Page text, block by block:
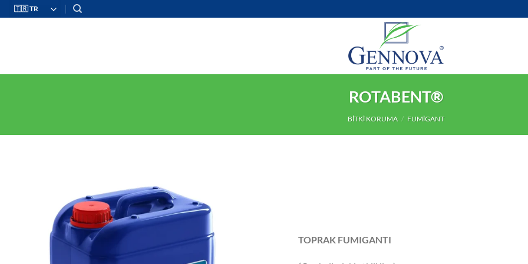
İçeriğe
ROTABENT®
BITKI KORUMA / FUMIGANT
TOPRAK FUMIGANTI